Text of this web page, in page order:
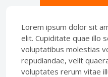
Lorem ipsum dolor sit
elit. Cupiditate quae illo
voluptatibus molestias
repudiandae, velit
voluptates rerum vitae